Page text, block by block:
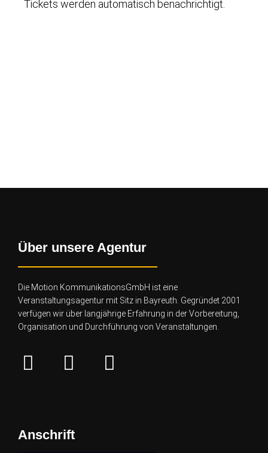
Tickets werden automatisch benachrichtigt.
Über unsere Agentur
Die Motion KommunikationsGmbH ist eine
Veranstaltungsagentur mit Sitz in Bayreuth. Gegründet 2001
verfügen wir über langjährige Erfahrung in der Vorbereitung,
Organisation und Durchführung von Veranstaltungen.
Anschrift